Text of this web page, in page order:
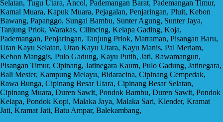
Selatan, Tugu Utara, Ancol, Pademangan Barat, Pademangan Timur,
Kamal Muara, Kapuk Muara, Pejagalan, Penjaringan, Pluit, Kebon
Bawang, Papanggo, Sungai Bambu, Sunter Agung, Sunter Jaya,
Tanjung Priok, Warakas, Cilincing, Kelapa Gading, Koja,
Pademangan, Penjaringan, Tanjung Priok, Matraman, Pisangan Baru,
Utan Kayu Selatan, Utan Kayu Utara, Kayu Manis, Pal Meriam,
Kebon Manggis, Pulo Gadung, Kayu Putih, Jati, Rawamangun,
Pisangan Timur, Cipinang, Jatinegara Kaum, Pulo Gadung, Jatinegara,
Bali Mester, Kampung Melayu, Bidaracina, Cipinang Cempedak,
Rawa Bunga, Cipinang Besar Utara, Cipinang Besar Selatan,
Cipinang Muara, Duren Sawit, Pondok Bambu, Duren Sawit, Pondok
Kelapa, Pondok Kopi, Malaka Jaya, Malaka Sari, Klender, Kramat
Jati, Kramat Jati, Batu Ampar, Balekambang,